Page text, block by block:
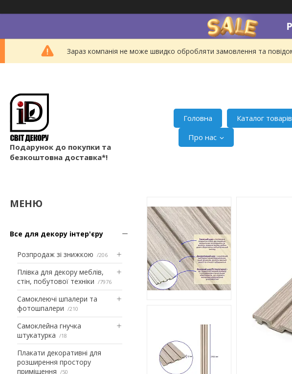
Зараз компанія не може швидко обробляти замовлення та
Подарунок до покупки та
безкоштовна доставка*!
Головна Каталог товарів
Про нас
Все для декору інтер'єру
Розпродаж зі знижкою 206
Плівка для декору меблів,
стін, побутової техніки
7976
Самоклеючі шпалери та
фотошпалери
210
Самоклейна гнучка
штукатурка
18
Плакати декоративні для
розширення простору
приміщення
50